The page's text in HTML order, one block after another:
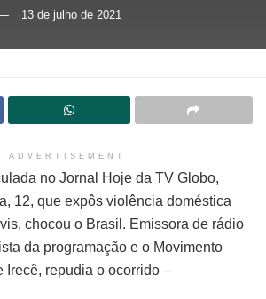
13 de julho de 2021
ADVERTISEMENT
no Jornal Hoje da TV Globo,
12, que expôs violência doméstica
chocou o Brasil. Emissora de rádio
da programação e o Movimento
Irecê, repudia o ocorrido –